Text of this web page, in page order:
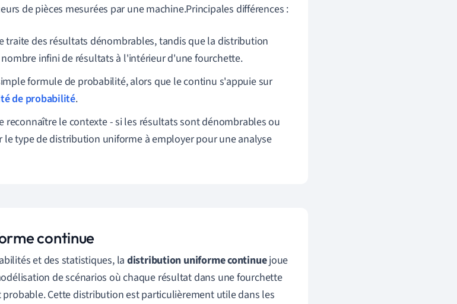
de pièces mesurées par une machine.Principales différences :
traite des résultats dénombrables, tandis que la distribution
infini de résultats à l'intérieur d'une fourchette.
formule de probabilité, alors que le continu s'appuie sur
de probabilité.
reconnaître le contexte - si les résultats sont dénombrables ou
le type de distribution uniforme à employer pour une analyse
continue
et des statistiques, la distribution uniforme continuejoue
de scénarios où chaque résultat dans une fourchette
Cette distribution est particulièrement utile dans les